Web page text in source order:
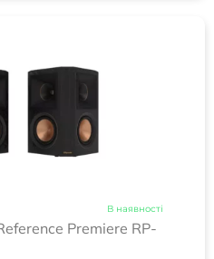
В наявності
Premiere RP-